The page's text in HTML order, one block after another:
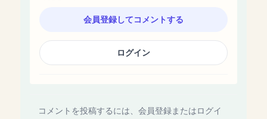
会員登録してコメントする
ログイン
コメントを投稿するには、会員登録またはログイ